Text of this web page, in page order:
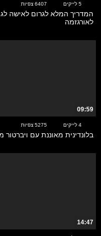
5 לייקים 6407 צפיות
המדריך המלא לגרום לאישה
לאורגזמה
09:59
4 לייקים 5275 צפיות
בלונדינית מאוננת עם ויברטור
14:47